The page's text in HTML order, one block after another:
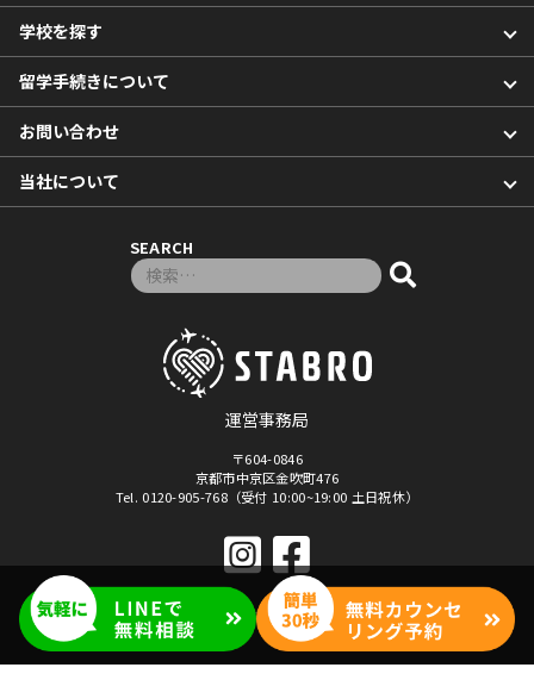
学校を探す
留学手続きについて
お問い合わせ
当社について
SEARCH
検索対象:
運営事務局
〒604-0846
京都市中京区金吹町476
Tel. 0120-905-768（受付 10:00~19:00 土日祝休）
© 2026年 「マナベル」セブ島留学・フィリピン留学 By Stabro All rights reseved.